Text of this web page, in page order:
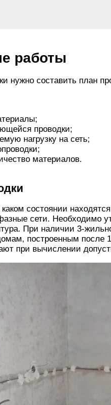
работы
нужно составить план
проводки;
нагрузку на сеть;
материалов.
состоянии
сети. Необходимо
При наличии 3-
построенным после
при вычислении